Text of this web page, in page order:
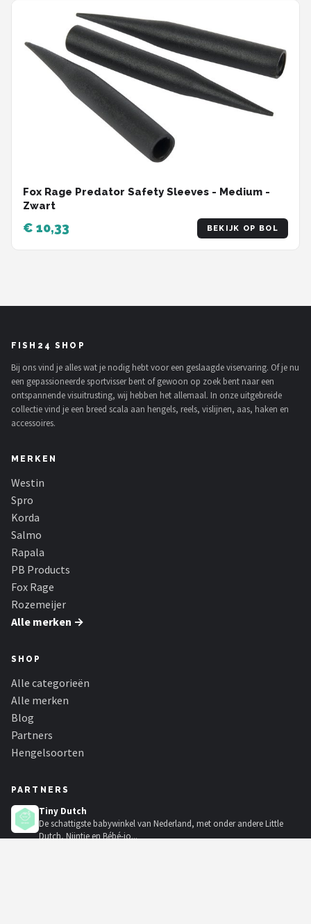
Fox Rage Predator Safety Sleeves - Medium -
Zwart
€ 10,33 BEKIJK OP BOL
FISH24 SHOP
Bij ons vind je alles wat je nodig hebt voor een geslaagde viservaring. Of je nu
een gepassioneerde sportvisser bent of gewoon op zoek bent naar een
ontspannende visuitrusting, wij hebben het allemaal. In onze uitgebreide
collectie vind je een breed scala aan hengels, reels, vislijnen, aas, haken en
accessoires.
MERKEN
Westin
Spro
Korda
Salmo
Rapala
PB Products
Fox Rage
Rozemeijer
Alle merken →
SHOP
Alle categorieën
Alle merken
Blog
Partners
Hengelsoorten
PARTNERS
Tiny Dutch
De schattigste babywinkel van Nederland, met onder andere Little
Dutch, Nijntje en Bébé-jo...